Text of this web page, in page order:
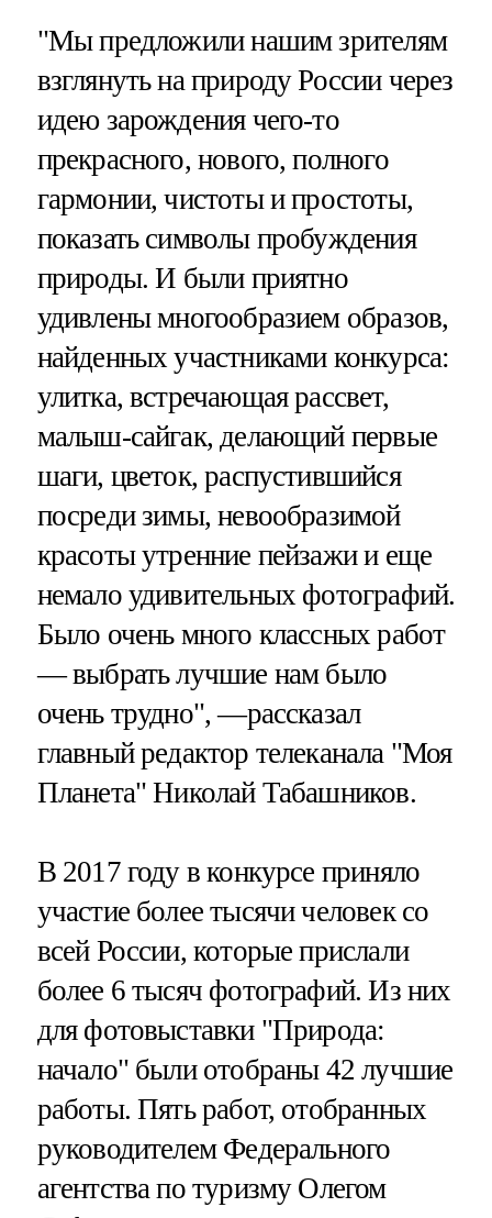
"Мы предложили нашим зрителям
взглянуть на природу России через
идею зарождения чего-то
прекрасного, нового, полного
гармонии, чистоты и простоты,
показать символы пробуждения
природы. И были приятно
удивлены многообразием образов,
найденных участниками конкурса:
улитка, встречающая рассвет,
малыш-сайгак, делающий первые
шаги, цветок, распустившийся
посреди зимы, невообразимой
красоты утренние пейзажи и еще
немало удивительных фотографий.
Было очень много классных работ
— выбрать лучшие нам было
очень трудно", —рассказал
главный редактор телеканала "Моя
Планета" Николай Табашников.
В 2017 году в конкурсе приняло
участие более тысячи человек со
всей России, которые прислали
более 6 тысяч фотографий. Из них
для фотовыставки "Природа:
начало" были отобраны 42 лучшие
работы. Пять работ, отобранных
руководителем Федерального
агентства по туризму Олегом